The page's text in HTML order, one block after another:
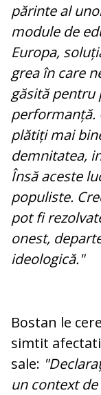
părinte al
module de
Europa,
grea în care
găsită pentru
performanță.
plătiți mai
demnitatea,
Însă aceste
populiste.
pot fi
onest,
ideologică."
Bostan le
simtit
sale:
un context